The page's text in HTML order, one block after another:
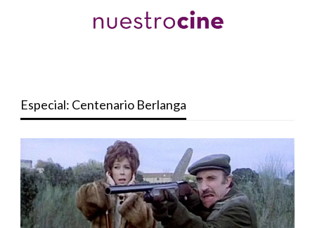
Especial: Centenario Berlanga